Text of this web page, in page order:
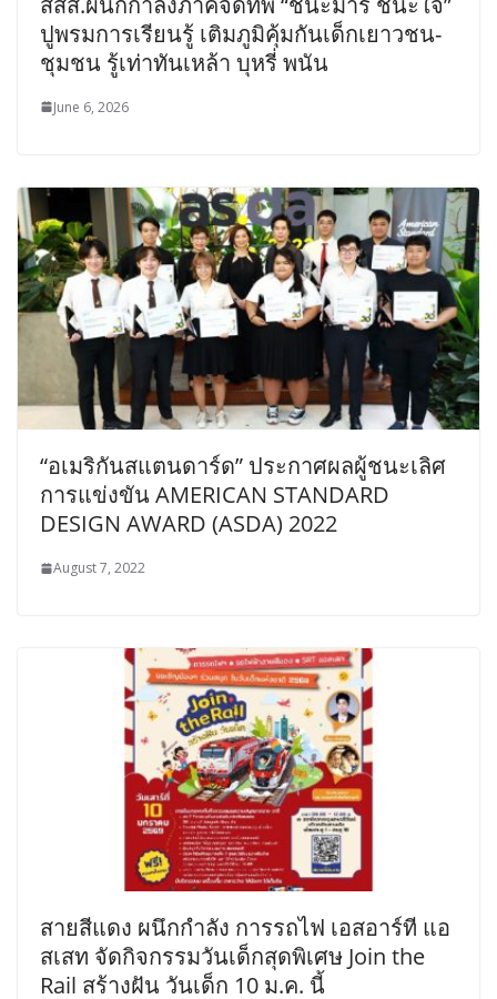
ปูพรมการเรียนรู้ เติมภูมิคุ้มกันเด็กเยาวชน-
ชุมชน รู้เท่าทันเหล้า บุหรี่ พนัน
June 6, 2026
“อเมริกันสแตนดาร์ด” ประกาศผลผู้ชนะเลิศ
การแข่งขัน AMERICAN STANDARD
DESIGN AWARD (ASDA) 2022
August 7, 2022
สายสีแดง ผนึกกำลัง การรถไฟ เอสอาร์ที แอ
สเสท จัดกิจกรรมวันเด็กสุดพิเศษ Join the
Rail สร้างฝัน วันเด็ก 10 ม.ค. นี้